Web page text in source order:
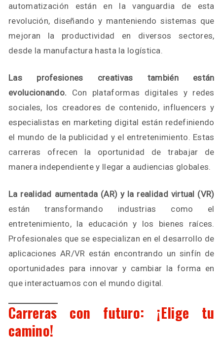
automatización están en la vanguardia de esta
revolución, diseñando y manteniendo sistemas que
mejoran la productividad en diversos sectores,
desde la manufactura hasta la logística.
Las profesiones creativas también están
evolucionando. Con plataformas digitales y redes
sociales, los creadores de contenido, influencers y
especialistas en marketing digital están redefiniendo
el mundo de la publicidad y el entretenimiento. Estas
carreras ofrecen la oportunidad de trabajar de
manera independiente y llegar a audiencias globales.
La realidad aumentada (AR) y la realidad virtual (VR)
están transformando industrias como el
entretenimiento, la educación y los bienes raíces.
Profesionales que se especializan en el desarrollo de
aplicaciones AR/VR están encontrando un sinfín de
oportunidades para innovar y cambiar la forma en
que interactuamos con el mundo digital.
Carreras con futuro: ¡Elige tu
camino!